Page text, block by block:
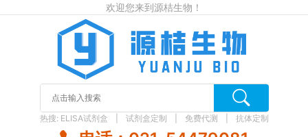
欢迎您来到源桔生物！
热搜: ELISA试剂盒 试剂盒定制 免费代测 抗体定制